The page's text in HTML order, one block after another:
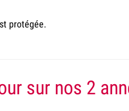
protégée.
sur nos 2